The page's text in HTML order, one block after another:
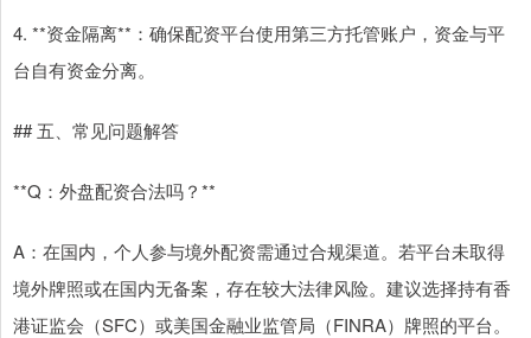
4. **资金隔离**：确保配资平台使用第三方托管账户，资金与平
台自有资金分离。
## 五、常见问题解答
**Q：外盘配资合法吗？**
A：在国内，个人参与境外配资需通过合规渠道。若平台未取得
境外牌照或在国内无备案，存在较大法律风险。建议选择持有香
港证监会（SFC）或美国金融业监管局（FINRA）牌照的平台。